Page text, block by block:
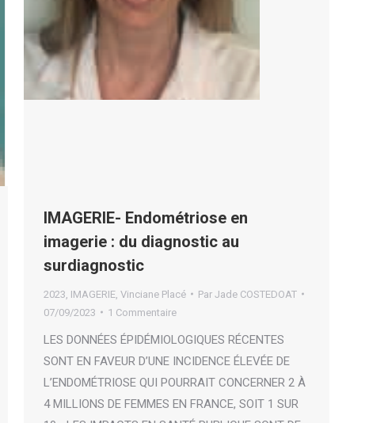
IMAGERIE- Endométriose en
imagerie : du diagnostic au
surdiagnostic
2023 IMAGERIE Vinciane Placé Par Jade COSTEDOAT
07/09/2023
1 Commentaire
LES DONNÉES ÉPIDÉMIOLOGIQUES RÉCENTES
SONT EN FAVEUR D’UNE INCIDENCE ÉLEVÉE DE
L’ENDOMÉTRIOSE QUI POURRAIT CONCERNER 2 À
4 MILLIONS DE FEMMES EN FRANCE, SOIT 1 SUR